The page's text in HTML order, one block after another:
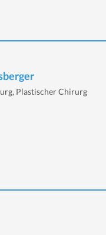
Plastischer Chirurg